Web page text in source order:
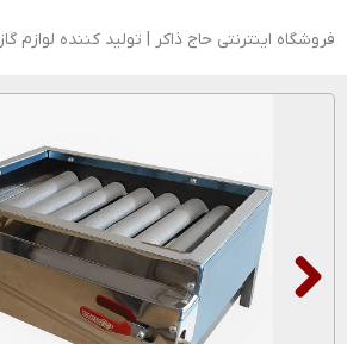
فروشگاه اینترنتی حاج ذاکر | تولید کننده لوازم